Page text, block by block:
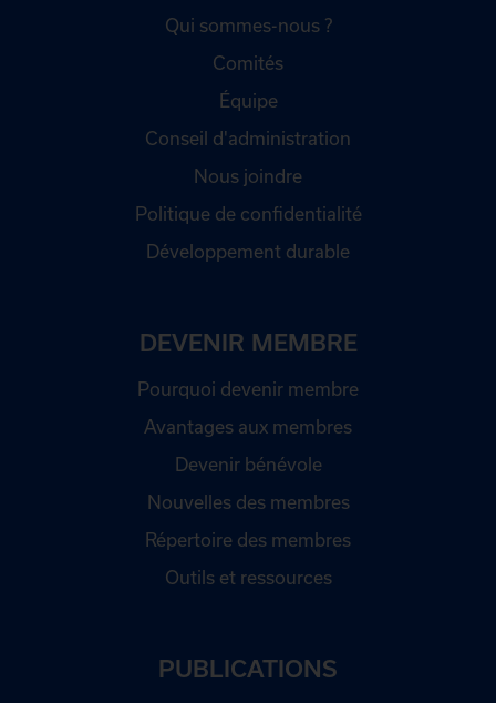
Qui sommes-nous ?
Comités
Équipe
Conseil d'administration
Nous joindre
Politique de confidentialité
Développement durable
DEVENIR MEMBRE
Pourquoi devenir membre
Avantages aux membres
Devenir bénévole
Nouvelles des membres
Répertoire des membres
Outils et ressources
PUBLICATIONS